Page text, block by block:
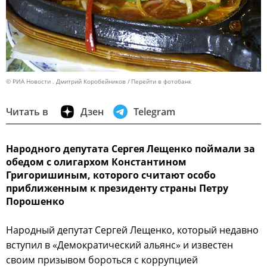
© РИА Новости . Дмитрий Коробейников Перейти в фотобанк
Читать в Дзен Telegram
Народного депутата Сергея Лещенко поймали за
обедом с олигархом Константином
Григоришиным, которого считают особо
приближенным к президенту страны Петру
Порошенко
Народный депутат Сергей Лещенко, который недавно
вступил в «Демократический альянс» и известен
своим призывом бороться с коррупцией